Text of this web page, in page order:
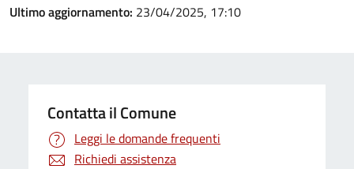
Ultimo aggiornamento: 23/04/2025, 17:10
Contatta il Comune
Leggi le domande frequenti
Richiedi assistenza